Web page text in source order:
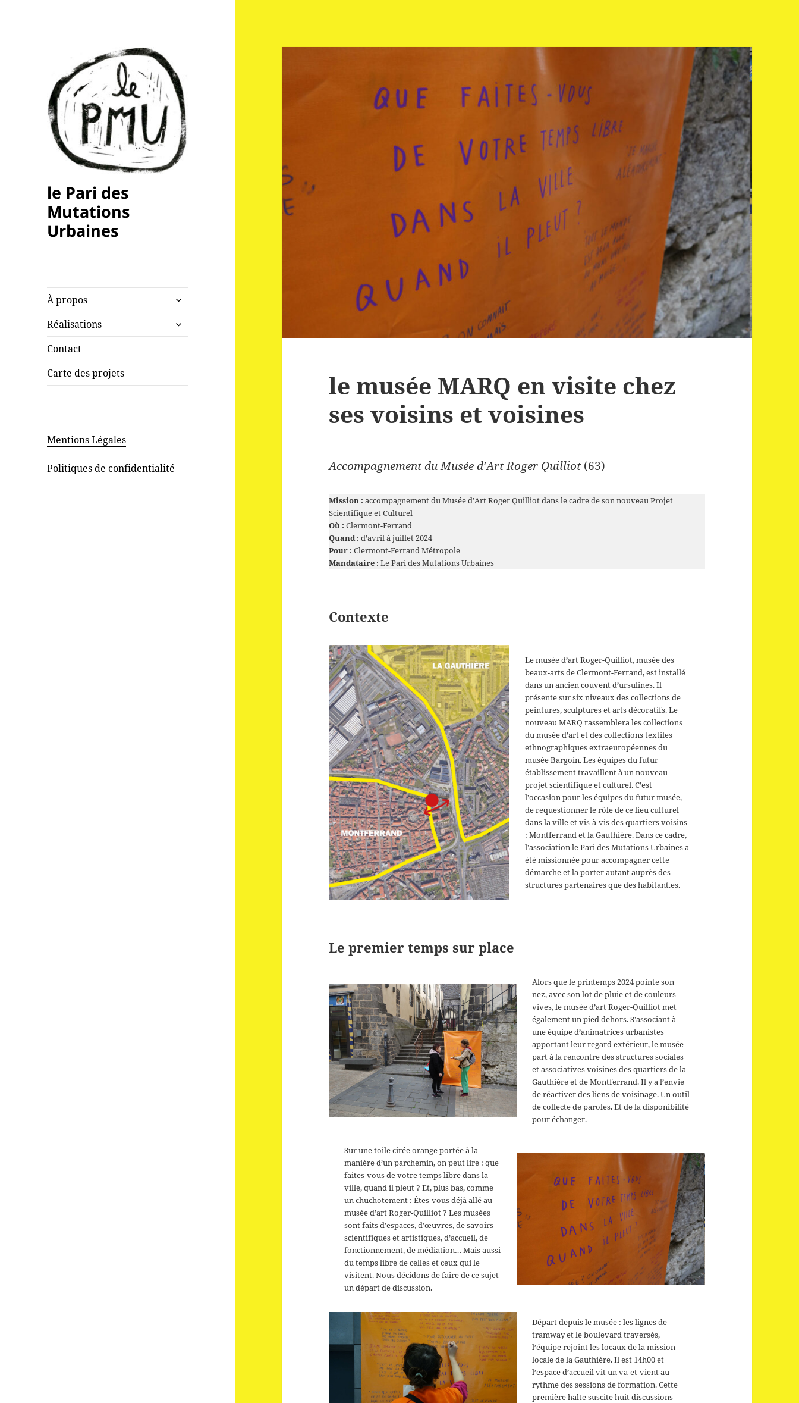
le Pari des
Mutations
Urbaines
À propos
ouvrir
le
sous-
menu
Réalisations
ouvrir
le
menu
Contact
Carte des projets
Mentions Légales
Politiques de confidentialité
le musée MARQ en visite chez
ses voisins et voisines
Accompagnement du Musée d’Art Roger Quilliot (63)
Mission : accompagnement du Musée d’Art Roger Quilliot dans le cadre de son nouveau Projet
Scientifique et Culturel
Où : Clermont-Ferrand
Quand : d’avril à juillet 2024
Pour : Clermont-Ferrand Métropole
Mandataire : Le Pari des Mutations Urbaines
Contexte
Le musée d’art Roger-Quilliot, musée des
beaux-arts de Clermont-Ferrand, est installé
dans un ancien couvent d’ursulines. Il
présente sur six niveaux des collections de
peintures, sculptures et arts décoratifs. Le
nouveau MARQ rassemblera les collections
du musée d’art et des collections textiles
ethnographiques extraeuropéennes du
musée Bargoin. Les équipes du futur
établissement travaillent à un nouveau
projet scientifique et culturel. C’est
l’occasion pour les équipes du futur musée,
de requestionner le rôle de ce lieu culturel
dans la ville et vis-à-vis des quartiers voisins
: Montferrand et la Gauthière. Dans ce cadre,
l’association le Pari des Mutations Urbaines a
été missionnée pour accompagner cette
démarche et la porter autant auprès des
structures partenaires que des habitant.es.
Le premier temps sur place
Alors que le printemps 2024 pointe son
nez, avec son lot de pluie et de couleurs
vives, le musée d’art Roger-Quilliot met
également un pied dehors. S’associant à
une équipe d’animatrices urbanistes
apportant leur regard extérieur, le musée
part à la rencontre des structures sociales
et associatives voisines des quartiers de la
Gauthière et de Montferrand. Il y a l’envie
de réactiver des liens de voisinage. Un outil
de collecte de paroles. Et de la disponibilité
pour échanger.
Sur une toile cirée orange portée à la
manière d’un parchemin, on peut lire : que
faites-vous de votre temps libre dans la
ville, quand il pleut ? Et, plus bas, comme
un chuchotement : Êtes-vous déjà allé au
musée d’art Roger-Quilliot ? Les musées
sont faits d’espaces, d’œuvres, de savoirs
scientifiques et artistiques, d’accueil, de
fonctionnement, de médiation… Mais aussi
du temps libre de celles et ceux qui le
visitent. Nous décidons de faire de ce sujet
un départ de discussion.
Départ depuis le musée : les lignes de
tramway et le boulevard traversés,
l’équipe rejoint les locaux de la mission
locale de la Gauthière. Il est 14h00 et
l’espace d’accueil vit un va-et-vient au
rythme des sessions de formation. Cette
première halte suscite huit discussions